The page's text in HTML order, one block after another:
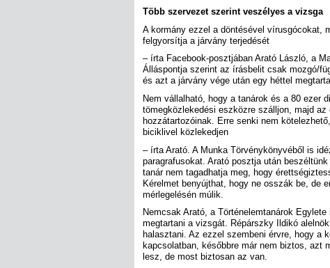
Több szervezet szerint veszélyes a vizsga
A kormány ezzel a döntésével vírusgócokat,
felgyorsítja a járvány terjedését
– írta Facebook-posztjában Arató László, a
Álláspontja szerint az írásbelit csak mozgó/
és azt a járvány vége után egy héttel
Nem vállalható, hogy a tanárok és a 80 ezer
tömegközlekedési eszközre szálljon, majd
hozzátartozóinak. Erre senki nem
biciklivel közlekedjen
– írta Arató. A Munka Törvénykönyvéből is
paragrafusokat. Arató posztja után
tanár nem tagadhatja meg, hogy
Kérelmet benyújthat, hogy ne osszák be, de
mérlegelésén múlik.
Nemcsak Arató, a Történelemtanárok
megtartani a vizsgát. Répárszky Ildikó
halasztani. Az ezzel szembeni érvre, hogy a
kapcsolatban, későbbre már nem biztos, azt
lesz, de most biztosan az van.